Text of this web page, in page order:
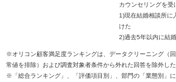
カウンセリングを受
1)現在結婚相談所に
けた
2)過去5年以内に結
※オリコン顧客満足度ランキングは、データクリーニング（
常値を排除）および調査対象者条件から外れた回答を除外した
※「総合ランキング」、「評価項目別」、部門の「業態別」